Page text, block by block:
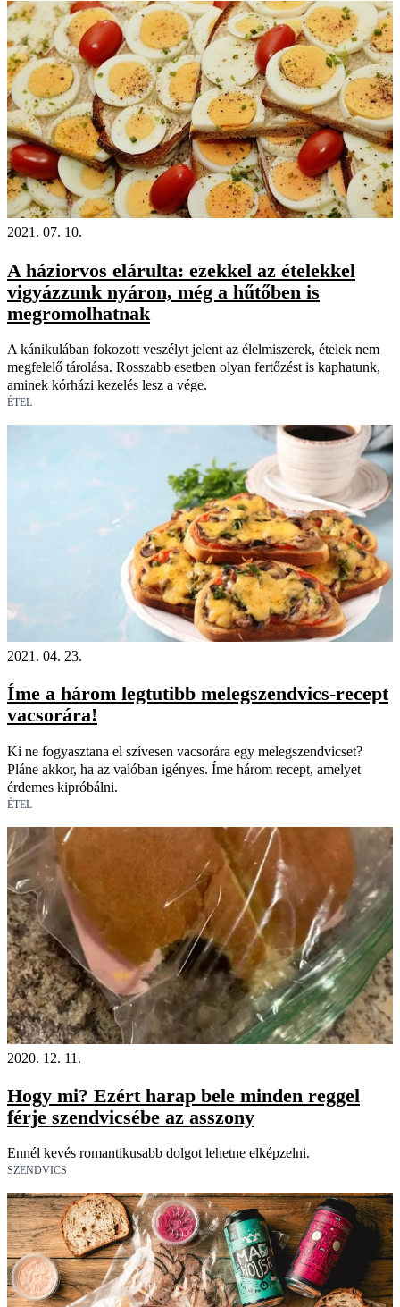
2021. 07. 10.
A háziorvos elárulta: ezekkel az ételekkel
vigyázzunk nyáron, még a hűtőben is
megromolhatnak
A kánikulában fokozott veszélyt jelent az élelmiszerek, ételek nem
megfelelő tárolása. Rosszabb esetben olyan fertőzést is kaphatunk,
aminek kórházi kezelés lesz a vége.
ÉTEL
2021. 04. 23.
Íme a három legtutibb melegszendvics-recept
vacsorára!
Ki ne fogyasztana el szívesen vacsorára egy melegszendvicset?
Pláne akkor, ha az valóban igényes. Íme három recept, amelyet
érdemes kipróbálni.
ÉTEL
2020. 12. 11.
Hogy mi? Ezért harap bele minden reggel
férje szendvicsébe az asszony
Ennél kevés romantikusabb dolgot lehetne elképzelni.
SZENDVICS